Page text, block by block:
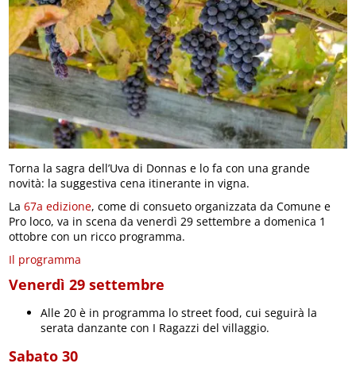
Torna la sagra dell’Uva di Donnas e lo fa con una grande
novità: la suggestiva cena itinerante in vigna.
La67a edizione, come di consueto organizzata da Comune e
Pro loco, va in scena da venerdì 29 settembre a domenica 1
ottobre con un ricco programma.
Il programma
Venerdì 29 settembre
Alle 20 è in programma lo street food, cui seguirà la
serata danzante con I Ragazzi del villaggio.
Sabato 30